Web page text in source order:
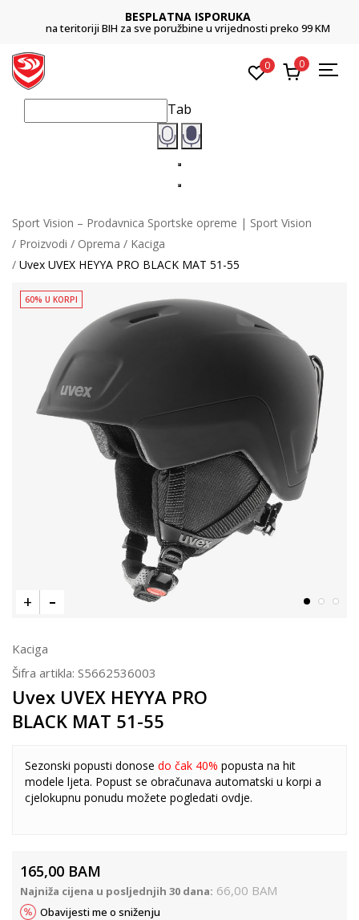
BESPLATNA ISPORUKA
na teritoriji BIH za sve poružbine u vrijednosti preko 99 KM
0 0
Tab
Sport Vision – Prodavnica Sportske opreme | Sport Vision
Proizvodi
Oprema
Kaciga
Uvex UVEX HEYYA PRO BLACK MAT 51-55
60% U KORPI
Kaciga
Šifra artikla: S5662536003
Uvex UVEX HEYYA PRO
BLACK MAT 51-55
Sezonski popusti donose do čak 40% popusta na hit
modele ljeta. Popust se obračunava automatski u korpi a
cjelokupnu ponudu možete pogledati ovdje.
165,00 BAM
Najniža cijena u posljednjih 30 dana: 66,00 BAM
Obavijesti me o sniženju